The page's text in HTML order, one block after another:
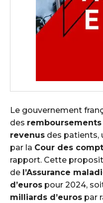
Le gouvernement
des
revenus des patients,
par la Cour des
rapport. Cette
de l’Assurance
d’euros pour 2024,
milliards d’euros par